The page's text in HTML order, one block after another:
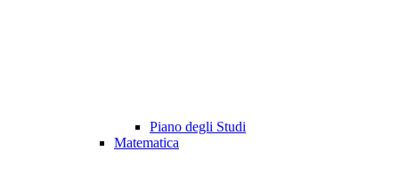
Piano degli Studi
Matematica